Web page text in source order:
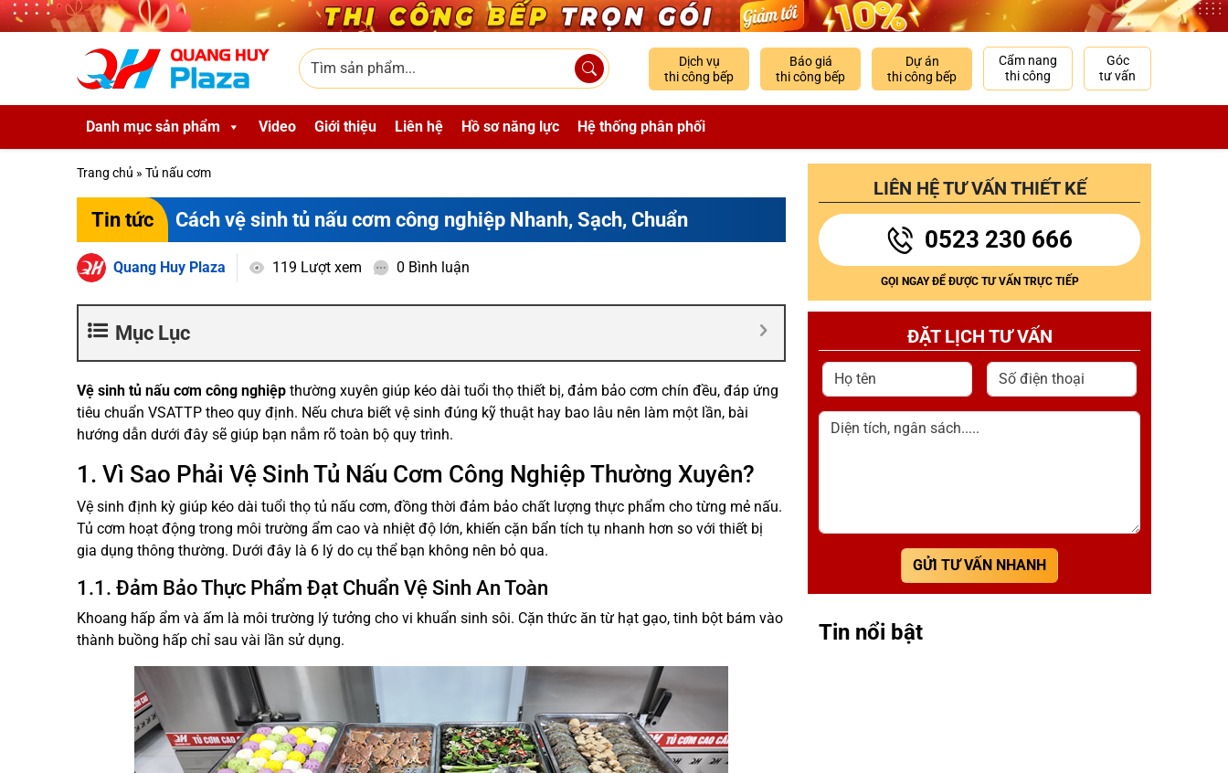
Skip to main content
Tìm sản phẩm
Dịch vụ
thi công bếp
Báo giá
thi công bếp
Dự án
thi công bếp
Cẩm nang
thi công
Góc
tư vấn
Danh mục sản phẩm Video Giới thiệu Liên hệ Hồ sơ năng lực Hệ thống phân phối
Trang chủ » Tủ nấu cơm
Tin tức Cách vệ sinh tủ nấu cơm công nghiệp Nhanh, Sạch, Chuẩn
Quang Huy Plaza 119 Lượt xem 0 Bình luận
Mục Lục
Vệ sinh tủ nấu cơm công nghiệp thường xuyên giúp kéo dài tuổi thọ thiết bị, đảm bảo cơm chín đều, đáp ứng
tiêu chuẩn VSATTP theo quy định. Nếu chưa biết vệ sinh đúng kỹ thuật hay bao lâu nên làm một lần, bài
hướng dẫn dưới đây sẽ giúp bạn nắm rõ toàn bộ quy trình.
1. Vì Sao Phải Vệ Sinh Tủ Nấu Cơm Công Nghiệp Thường Xuyên?
Vệ sinh định kỳ giúp kéo dài tuổi thọ tủ nấu cơm, đồng thời đảm bảo chất lượng thực phẩm cho từng mẻ nấu.
Tủ cơm hoạt động trong môi trường ẩm cao và nhiệt độ lớn, khiến cặn bẩn tích tụ nhanh hơn so với thiết bị
gia dụng thông thường. Dưới đây là 6 lý do cụ thể bạn không nên bỏ qua.
1.1. Đảm Bảo Thực Phẩm Đạt Chuẩn Vệ Sinh An Toàn
Khoang hấp ẩm và ấm là môi trường lý tưởng cho vi khuẩn sinh sôi. Cặn thức ăn từ hạt gạo, tinh bột bám vào
thành buồng hấp chỉ sau vài lần sử dụng.
LIÊN HỆ TƯ VẤN THIẾT KẾ
0523 230 666
GỌI NGAY ĐỂ ĐƯỢC TƯ VẤN TRỰC TIẾP
ĐẶT LỊCH TƯ VẤN
Họ tên Số điện thoại
Diện tích, ngân sách.....
GỬI TƯ VẤN NHANH
Tin nổi bật